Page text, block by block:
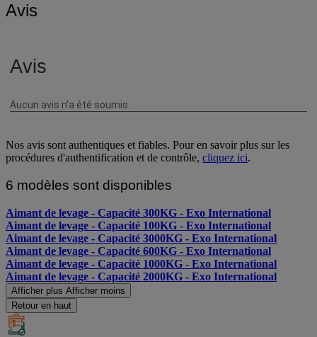
Avis
Nos avis sont authentiques et fiables. Pour en savoir plus sur les
procédures d'authentification et de contrôle, cliquez ici.
6 modèles sont disponibles
Aimant de levage - Capacité 300KG - Exo International
Aimant de levage - Capacité 100KG - Exo International
Aimant de levage - Capacité 3000KG - Exo International
Aimant de levage - Capacité 600KG - Exo International
Aimant de levage - Capacité 1000KG - Exo International
Aimant de levage - Capacité 2000KG - Exo International
Afficher plus Afficher moins
Retour en haut